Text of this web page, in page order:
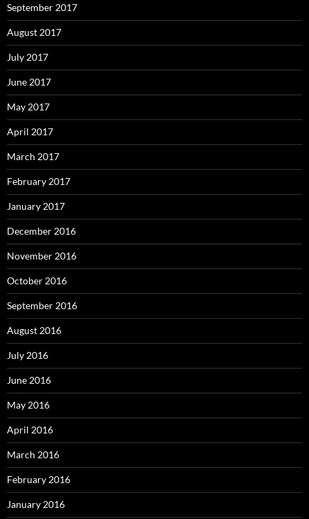
September 2017
August 2017
July 2017
June 2017
May 2017
April 2017
March 2017
February 2017
January 2017
December 2016
November 2016
October 2016
September 2016
August 2016
July 2016
June 2016
May 2016
April 2016
March 2016
February 2016
January 2016